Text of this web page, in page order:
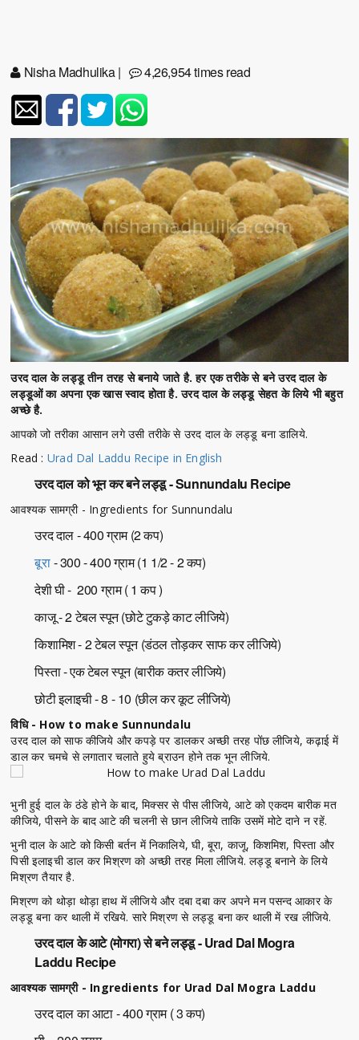
Nisha Madhulika| 4,26,954 times read
उरद दाल के लड्डू तीन तरह से बनाये जाते है. हर एक तरीके से बने उरद दाल के
लड्डूओं का अपना एक खास स्वाद होता है. उरद दाल के लड्डू सेहत के लिये भी बहुत
अच्छे है.
आपको जो तरीका आसान लगे उसी तरीके से उरद दाल के लड्डू बना डालिये.
Read : Urad Dal Laddu Recipe in English
उरद दाल को भून कर बने लड्डू - Sunnundalu Recipe
आवश्यक सामग्री - Ingredients for Sunnundalu
उरद दाल - 400 ग्राम (2 कप)
बूरा- 300 - 400 ग्राम (1 1/2 - 2 कप)
देशी घी - 200 ग्राम ( 1 कप )
काजू - 2 टेबल स्पून (छोटे टुकड़े काट लीजिये)
किशामिश - 2 टेबल स्पून (डंठल तोड़कर साफ कर लीजिये)
पिस्ता - एक टेबल स्पून (बारीक कतर लीजिये)
छोटी इलाइची - 8 - 10 (छील कर कूट लीजिये)
विधि - How to make Sunnundalu
उरद दाल को साफ कीजिये और कपड़े पर डालकर अच्छी तरह पोंछ लीजिये, कढ़ाई में
डाल कर चमचे से लगातार चलाते हुये ब्राउन होने तक भून लीजिये.
भुनी हुई दाल के ठंडे होने के बाद, मिक्सर से पीस लीजिये, आटे को एकदम बारीक मत
कीजिये, पीसने के बाद आटे की चलनी से छान लीजिये ताकि उसमें मोटे दाने न रहें.
भुनी दाल के आटे को किसी बर्तन में निकालिये, घी, बूरा, काजू, किशमिश, पिस्ता और
पिसी इलाइची डाल कर मिश्रण को अच्छी तरह मिला लीजिये. लड्डू बनाने के लिये
मिश्रण तैयार है.
मिश्रण को थोड़ा थोड़ा हाथ में लीजिये और दबा दबा कर अपने मन पसन्द आकार के
लड्डू बना कर थाली में रखिये. सारे मिश्रण से लड्डू बना कर थाली में रख लीजिये.
उरद दाल के आटे (मोगरा) से बने लड्डू - Urad Dal Mogra
Laddu Recipe
आवश्यक सामग्री - Ingredients for Urad Dal Mogra Laddu
उरद दाल का आटा - 400 ग्राम ( 3 कप)